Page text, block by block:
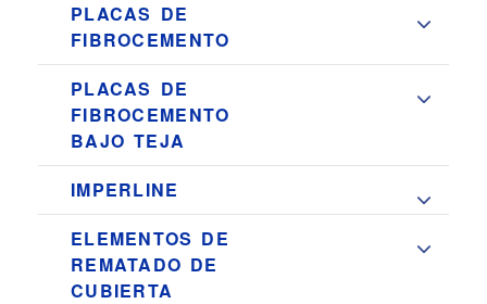
PLACAS DE
FIBROCEMENTO
PLACAS DE
FIBROCEMENTO
BAJO TEJA
IMPERLINE
ELEMENTOS DE
REMATADO DE
CUBIERTA